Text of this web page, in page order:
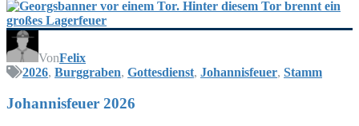
VonFelix
2026, Burggraben, Gottesdienst, Johannisfeuer, Stamm
Johan­nis­feu­er 2026